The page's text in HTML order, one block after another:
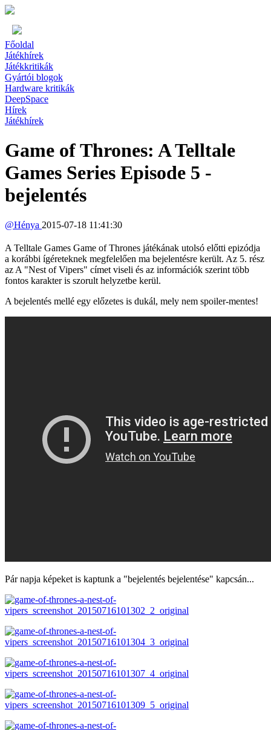
Főoldal
Játékhírek
Játékkritikák
Gyártói blogok
Hardware kritikák
DeepSpace
Hírek
Játékhírek
Game of Thrones: A Telltale
Games Series Episode 5 -
bejelentés
@Hénya 2015-07-18 11:41:30
A Telltale Games Game of Thrones játékának utolsó előtti epizódja
a korábbi ígéreteknek megfelelően ma bejelentésre került. Az 5. rész
az A "Nest of Vipers" címet viseli és az információk szerint több
fontos karakter is szorult helyzetbe kerül.
A bejelentés mellé egy előzetes is dukál, mely nem spoiler-mentes!
Pár napja képeket is kaptunk a "bejelentés bejelentése" kapcsán...